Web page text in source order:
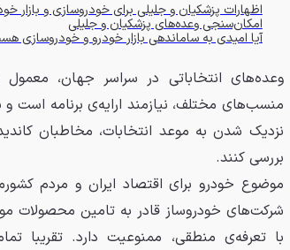
اظهارات پزشکیان و جلیلی برای خودروسازی و بازار
امکان‌سنجی وعده‌های پزشکیان و جلیلی
آیا امیدی به ساماندهی بازار خودرو و خودروسازی
وعده‌های انتخاباتی در سراسر جهان،
منسب‌های مختلف، نیازمند ارایه‌ی برنامه است
نزدیک شدن به موعد انتخابات، مخاطبان
بررسی کنند.
موضوع خودرو برای اقتصاد ایران و مردم
شرکت‌های خودروساز قادر به تامین محصولات
با تعرفه‌ی منطقی، ممنوعیت دارد. تقریبا